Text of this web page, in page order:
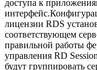
доступа к
лицензии RDS
соответствующем
правильной работы
управления RD
будут группировать